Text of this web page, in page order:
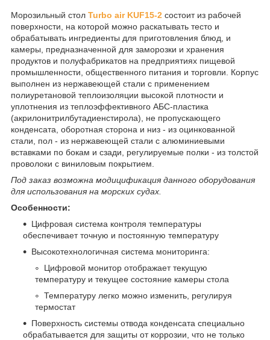
Морозильный стол Turbo air KUF15-2 состоит из рабочей
поверхности, на которой можно раскатывать тесто и
обрабатывать ингредиенты для приготовления блюд, и
камеры, предназначенной для заморозки и хранения
продуктов и полуфабрикатов на предприятиях пищевой
промышленности, общественного питания и торговли. Корпус
выполнен из нержавеющей стали с применением
полиуретановой теплоизоляции высокой плотности и
уплотнения из теплоэффективного АБС-пластика
(акрилонитрилбутадиенстирола), не пропускающего
конденсата, оборотная сторона и низ - из оцинкованной
стали, пол - из нержавеющей стали с алюминиевыми
вставками по бокам и сзади, регулируемые полки - из толстой
проволоки с виниловым покрытием.
Под заказ возможна модицификация данного оборудования
для использования на морских судах.
Особенности:
Цифровая система контроля температуры
обеспечивает точную и постоянную температуру
Высокотехнологичная система мониторинга:
Цифровой монитор отображает текущую
температуру и текущее состояние камеры стола
Температуру легко можно изменить, регулируя
термостат
Поверхность системы отвода конденсата специально
обрабатывается для защиты от коррозии, что не только